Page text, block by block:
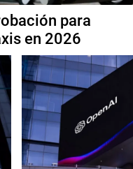
para
en 2026